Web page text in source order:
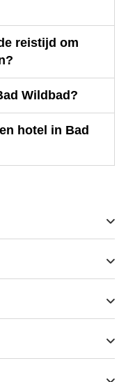
reistijd om
Wildbad?
hotel in Bad